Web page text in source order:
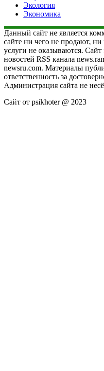
Экология
Экономика
Данный сайт не является
сайте ни чего не продают,
услуги не оказываются. Сайт
новостей RSS канала
newsru.com. Материалы
ответственность за
Администрация сайта не
Сайт от psikhoter @ 2023